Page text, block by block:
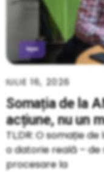
Somația de la
acțiune, nu un
IULIE 16, 2026
TL;DR: O somație
o datorie reală –
procesare la